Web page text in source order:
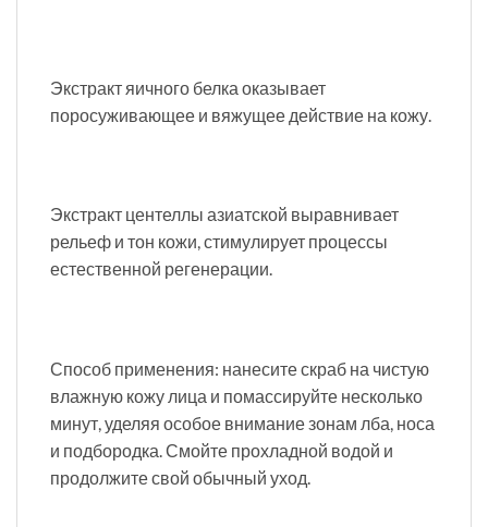
Экстракт яичного белка оказывает
поросуживающее и вяжущее действие на кожу.
Экстракт центеллы азиатской выравнивает
рельеф и тон кожи, стимулирует процессы
естественной регенерации.
Способ применения: нанесите скраб на чистую
влажную кожу лица и помассируйте несколько
минут, уделяя особое внимание зонам лба, носа
и подбородка. Смойте прохладной водой и
продолжите свой обычный уход.